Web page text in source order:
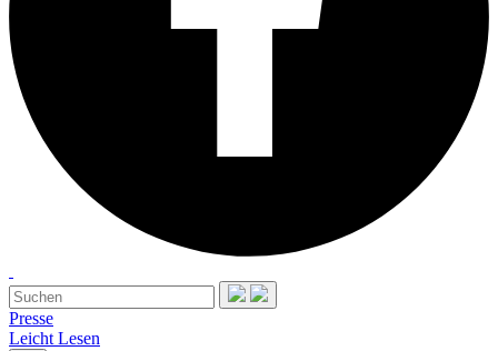
Presse
Leicht Lesen